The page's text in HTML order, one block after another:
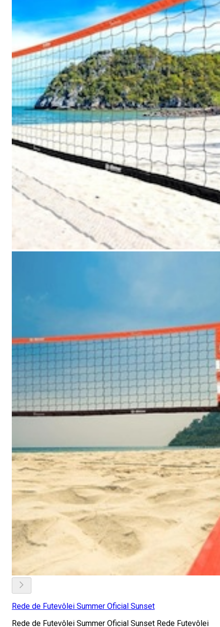
Rede de Futevôlei Summer Oficial Sunset
Rede de Futevôlei Summer Oficial Sunset Rede Futevôlei